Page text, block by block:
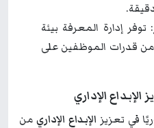
: توفر إدارة المعرفة بيئة
من قدرات الموظفين على
في تعزيز الإبداع الإداري من